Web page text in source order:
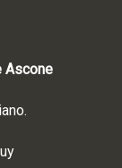
Ascone